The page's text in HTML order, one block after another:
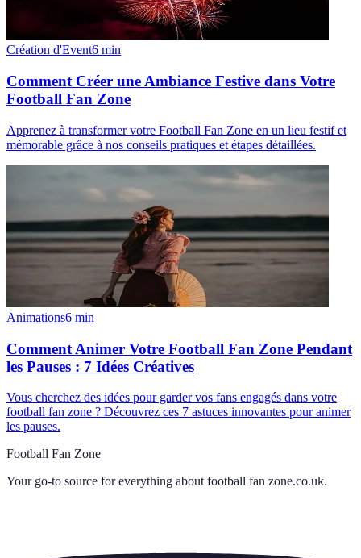
Création d'Event6 min
Comment Créer une Ambiance Festive dans Votre
Football Fan Zone
Apprenez à transformer votre Football Fan Zone en un lieu festif et
mémorable grâce à nos conseils pratiques et étapes détaillées.
Animations6 min
Comment Animer Votre Football Fan Zone Pendant
les Pauses : 7 Idées Créatives
Vous cherchez des idées pour garder vos fans engagés dans votre
football fan zone ? Découvrez ces 7 astuces innovantes pour animer
les pauses.
Football Fan Zone
Your go-to source for everything about football fan zone.co.uk.